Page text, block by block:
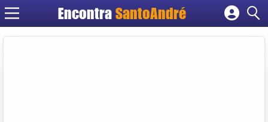
Encontra SantoAndré
Cadastrar empresa